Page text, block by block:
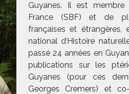
Guyanes. Il est
France (SBF) et de
françaises et étrangères,
national d’Histoire
passé 24 années en
publications sur les
Guyanes (pour ces
Georges Cremers) et